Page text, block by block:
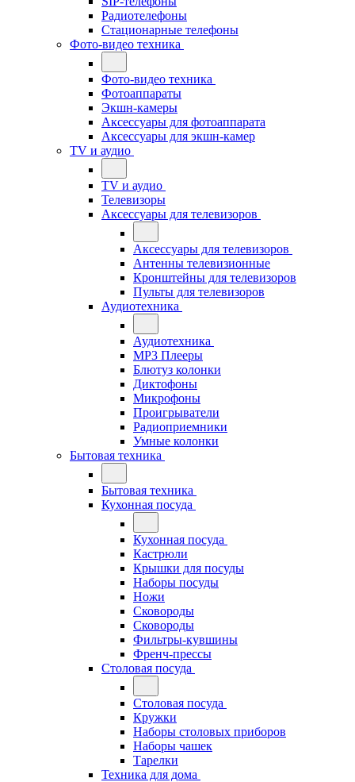
Радиотелефоны
Стационарные телефоны
Фото-видео техника
Фото-видео техника
Фотоаппараты
Экшн-камеры
Аксессуары для фотоаппарата
Аксессуары для экшн-камер
TV и аудио
TV и аудио
Телевизоры
Аксессуары для телевизоров
Аксессуары для телевизоров
Антенны телевизионные
Кронштейны для телевизоров
Пульты для телевизоров
Аудиотехника
Аудиотехника
MP3 Плееры
Блютуз колонки
Диктофоны
Микрофоны
Проигрыватели
Радиоприемники
Умные колонки
Бытовая техника
Бытовая техника
Кухонная посуда
Кухонная посуда
Кастрюли
Крышки для посуды
Наборы посуды
Ножи
Сковороды
Сковороды
Фильтры-кувшины
Френч-прессы
Столовая посуда
Столовая посуда
Кружки
Наборы столовых приборов
Наборы чашек
Тарелки
Техника для дома